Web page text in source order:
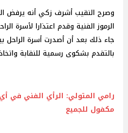
وصرح النقيب أشرف زكي أنه يرفض
الرموز الفنية وقدم اعتذارا لأسرة
جاء ذلك بعد أن أصدرت أسرة الراحل
بالتقدم بشكوى رسمية للنقابة واتخاذ
رامي المتولي: الرأي الفني في
مكفول للجميع